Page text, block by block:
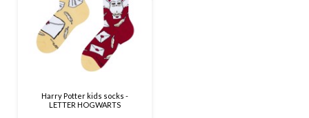
Harry Potter kids socks -
LETTER HOGWARTS